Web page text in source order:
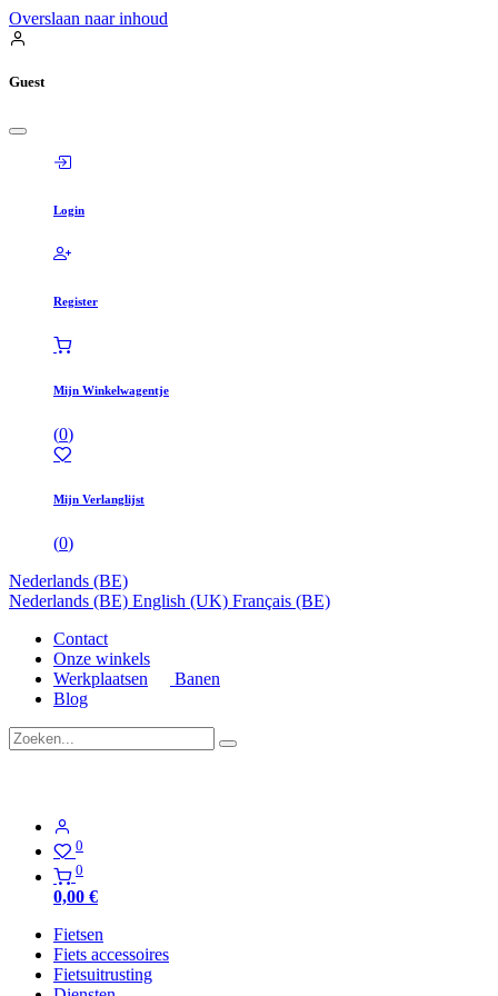
Overslaan naar inhoud
Guest
Login
Register
Mijn Winkelwagentje
(0)
Mijn Verlanglijst
(0)
Nederlands (BE)
Nederlands (BE) English (UK) Français (BE)
Contact
Onze winkels
Werkplaatsen
Banen
Blog
0
0
0,00 €
Fietsen
Fiets accessoires
Fietsuitrusting